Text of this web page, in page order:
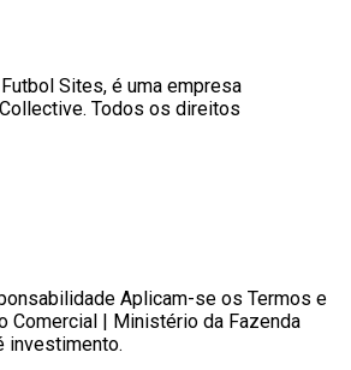
Sites, é uma empresa
Todos os direitos
Aplicam-se os Termos e
Comercial | Ministério da Fazenda
investimento.